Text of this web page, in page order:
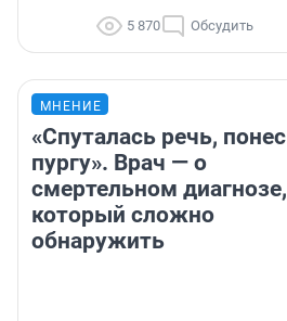
5 870 Обсудить
МНЕНИЕ
«Спуталась речь, понес
пургу». Врач — о
смертельном диагнозе,
который сложно
обнаружить